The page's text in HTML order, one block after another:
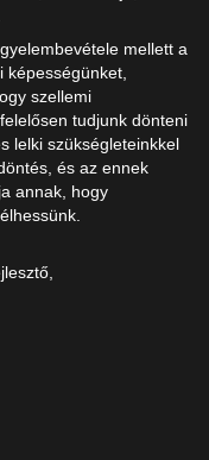
mellett a
szellemi
tudjunk dönteni
lelki szükségleteinkkel
és az ennek
annak, hogy